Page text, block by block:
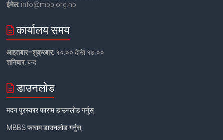
ईमेल: info@mpp.org.np
कार्यालय समय
आइतबार–शुक्रबार: १०:०० देखि १७:००
शनिबार:बन्द
डाउनलोड
मदन पुरस्कार फाराम डाउनलोड गर्नुस्
MBBS फाराम डाउनलोड गर्नुस्